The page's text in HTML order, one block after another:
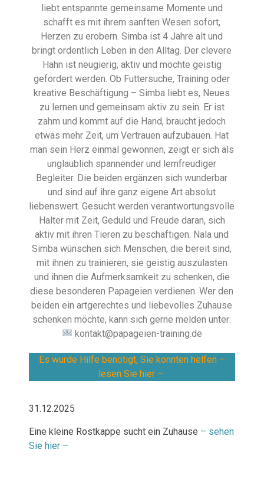
liebt entspannte gemeinsame Momente und
schafft es mit ihrem sanften Wesen sofort,
Herzen zu erobern. Simba ist 4 Jahre alt und
bringt ordentlich Leben in den Alltag. Der clevere
Hahn ist neugierig, aktiv und möchte geistig
gefordert werden. Ob Futtersuche, Training oder
kreative Beschäftigung – Simba liebt es, Neues
zu lernen und gemeinsam aktiv zu sein. Er ist
zahm und kommt auf die Hand, braucht jedoch
etwas mehr Zeit, um Vertrauen aufzubauen. Hat
man sein Herz einmal gewonnen, zeigt er sich als
unglaublich spannender und lernfreudiger
Begleiter. Die beiden ergänzen sich wunderbar
und sind auf ihre ganz eigene Art absolut
liebenswert. Gesucht werden verantwortungsvolle
Halter mit Zeit, Geduld und Freude daran, sich
aktiv mit ihren Tieren zu beschäftigen. Nala und
Simba wünschen sich Menschen, die bereit sind,
mit ihnen zu trainieren, sie geistig auszulasten
und ihnen die Aufmerksamkeit zu schenken, die
diese besonderen Papageien verdienen. Wer den
beiden ein artgerechtes und liebevolles Zuhause
schenken möchte, kann sich gerne melden unter:
kontakt@papageien-training.de
Es wurde Hilfe benötigt, Sie konnten helfen –
lesen Sie hier –
31.12.2025
Eine kleine Rostkappe sucht ein Zuhause – sehen
Sie hier –